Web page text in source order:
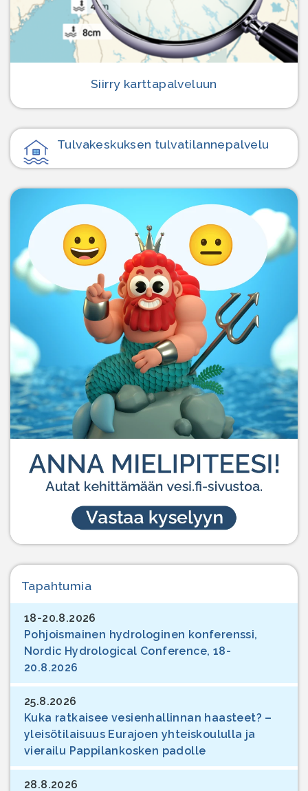
Siirry karttapalveluun
Tulvakeskuksen tulvatilanne­palvelu
Tapahtumia
18-20.8.2026
Pohjoismainen hydrologinen konferenssi,
Nordic Hydrological Conference, 18-
20.8.2026
25.8.2026
Kuka ratkaisee vesienhallinnan haasteet? –
yleisötilaisuus Eurajoen yhteiskoululla ja
vierailu Pappilankosken padolle
28.8.2026